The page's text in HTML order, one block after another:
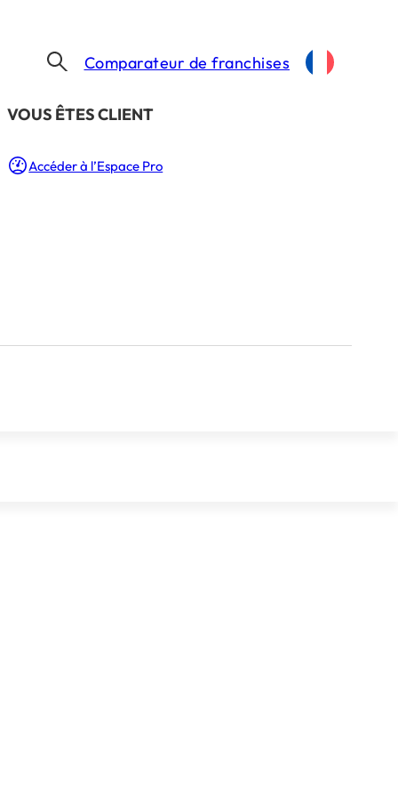
​VOUS ÊTES CLIENT
Accéder à l’Espace Pro
Comparateur de franchises
revendue 65 €
marketing
!